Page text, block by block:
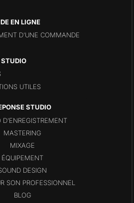
EN LIGNE
D’UNE COMMANDE
STUDIO
UTILES
D’ENREGISTREMENT
MASTERING
MIXAGE
ÉQUIPEMENT
DESIGN
SON PROFESSIONNEL
BLOG